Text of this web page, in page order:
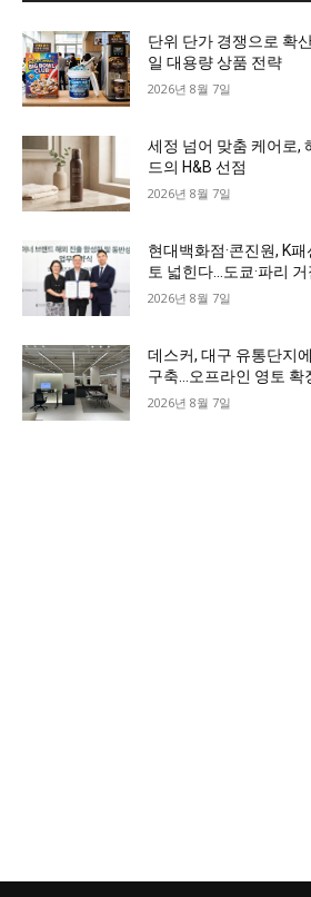
단위 단가 경쟁으로 확
일 대용량 상품 전략
2026년 8월 7일
세정 넘어 맞춤 케어로,
드의 H&B 선점
2026년 8월 7일
현대백화점·콘진원, K패
토 넓힌다…도쿄·파리
2026년 8월 7일
데스커, 대구 유통단지
구축…오프라인 영토 확
2026년 8월 7일